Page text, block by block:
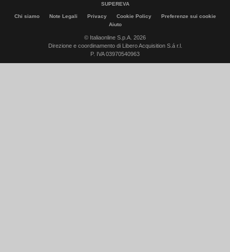
SUPEREVA
Chi siamo Note Legali Privacy Cookie Policy
Preferenze sui cookie
Aiuto
© Italiaonline S.p.A. 2026
Direzione e coordinamento di Libero Acquisition S.á r.l.
P. IVA 03970540963